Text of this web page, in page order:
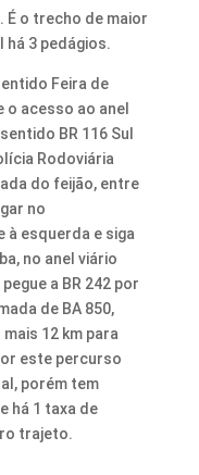
É o trecho de maior
3 pedágios.
Feira de
o acesso ao anel
BR 116 Sul
Rodoviária
do feijão, entre
no
à esquerda e siga
no anel viário
a BR 242 por
de BA 850,
12 km para
este percurso
porém tem
há 1 taxa de
trajeto.